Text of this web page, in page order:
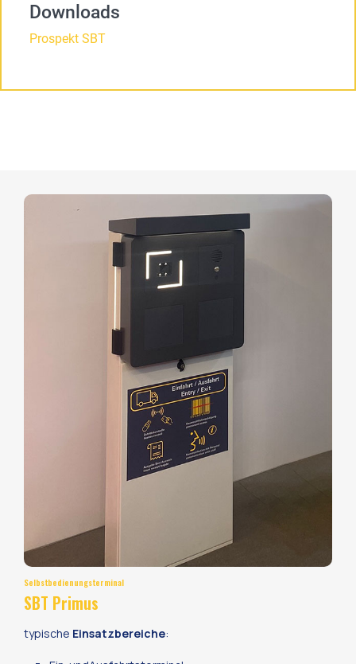
Downloads
Prospekt SBT
Selbstbedienungsterminal
SBT Primus
typische Einsatzbereiche: